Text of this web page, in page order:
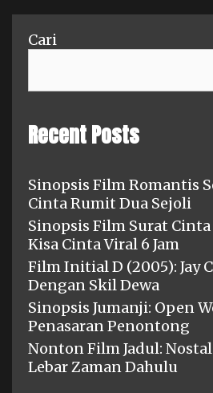
Cari
Recent Posts
Sinopsis Film Romantis
Cinta Rumit Dua Sejoli
Sinopsis Film Surat
Kisa Cinta Viral 6 Jam
Film Initial D (2005): Jay
Dengan Skil Dewa
Sinopsis Jumanji: Open
Penasaran Penontong
Nonton Film Jadul:
Lebar Zaman Dahulu